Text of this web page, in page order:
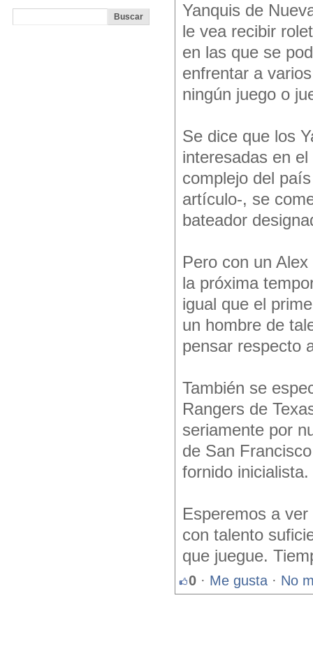
Yanquis de
le vea recibir
en las que se
enfrentar a
ningún juego o
Se dice que los
interesadas en
complejo del
artículo-, se
bateador
Pero con un
la próxima
igual que el
un hombre de
pensar respecto
También se
Rangers de
seriamente por
de San
fornido inicialista.
Esperemos a ver
con talento
que juegue.
0 · Me gusta · No